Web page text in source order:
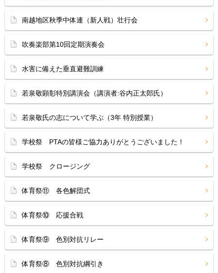
南越地区秋季中体連（新人戦）壮行会
吹奏楽部第10回定期演奏会
水害に備えた垂直避難訓練
若泉敬顕彰特別講演会（講演者:谷内正太郎氏）
若泉敬氏の志について学ぶ（3年 特別授業）
学校祭 PTAの皆様ご協力ありがとうございました！
学校祭 クロージング
体育祭⑪ 各色解団式
体育祭⑩ 応援合戦
体育祭⑨ 色別対抗リレー
体育祭⑧ 色別対抗綱引き